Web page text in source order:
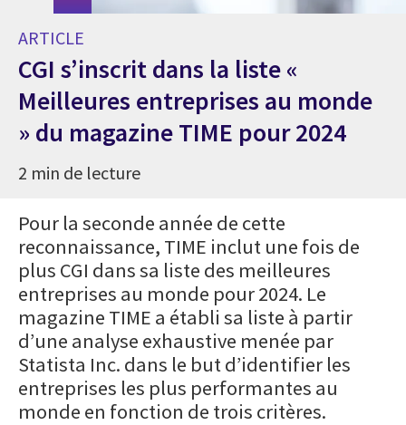
ARTICLE
CGI s’inscrit dans la liste «
Meilleures entreprises au monde
» du magazine TIME pour 2024
2 min de lecture
Pour la seconde année de cette
reconnaissance, TIME inclut une fois de
plus CGI dans sa liste des meilleures
entreprises au monde pour 2024. Le
magazine TIME a établi sa liste à partir
d’une analyse exhaustive menée par
Statista Inc. dans le but d’identifier les
entreprises les plus performantes au
monde en fonction de trois critères.